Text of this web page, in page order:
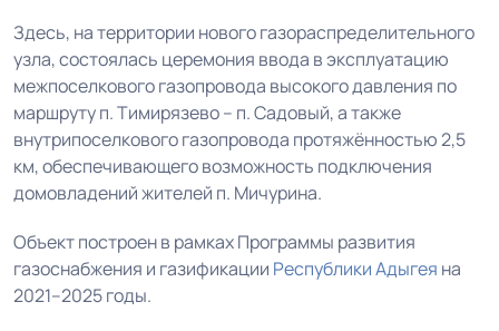
Здесь, на территории нового газораспределительного
узла, состоялась церемония ввода в эксплуатацию
межпоселкового газопровода высокого давления по
маршруту п. Тимирязево – п. Садовый, а также
внутрипоселкового газопровода протяжённостью 2,5
км, обеспечивающего возможность подключения
домовладений жителей п. Мичурина.
Объект построен в рамках Программы развития
газоснабжения и газификации Республики Адыгея на
2021–2025 годы.